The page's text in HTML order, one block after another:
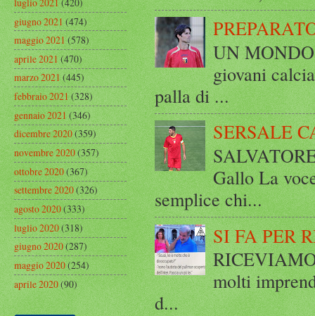
UN
giovani
palla di ...
SERSALE
Gallo La
semplice chi...
SI FA PER
molti
d...
giugno 2021(474)
maggio 2021(578)
aprile 2021(470)
marzo 2021(445)
febbraio 2021(328)
gennaio 2021(346)
dicembre 2020(359)
novembre 2020(357)
ottobre 2020(367)
settembre 2020(326)
agosto 2020(333)
luglio 2020(318)
giugno 2020(287)
maggio 2020(254)
aprile 2020(90)